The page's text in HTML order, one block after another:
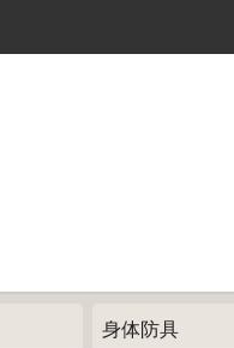
身体防具